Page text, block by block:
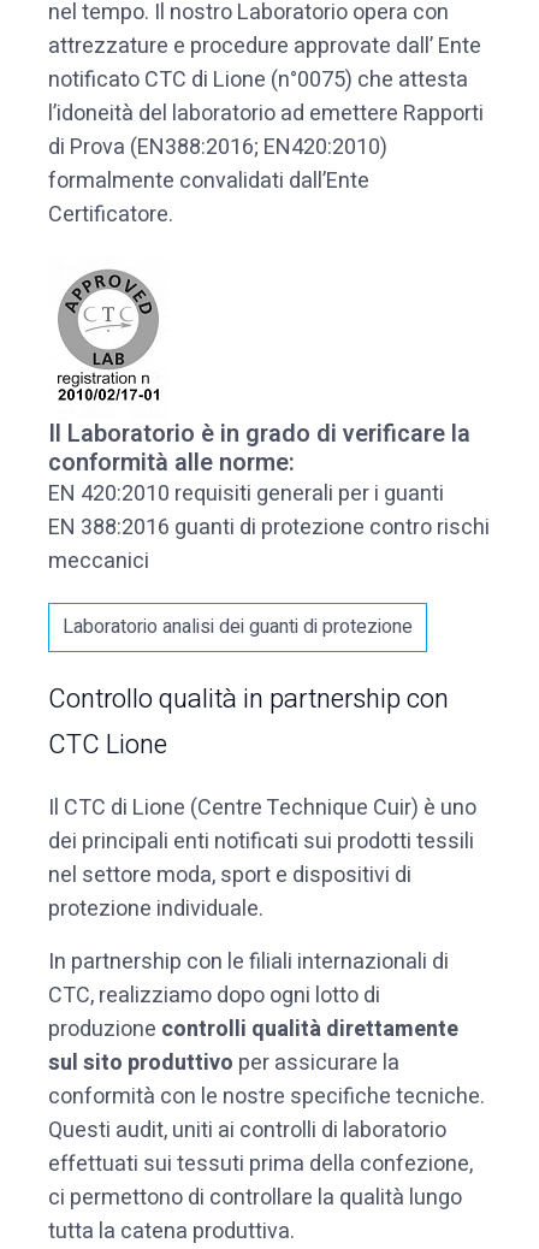
nel tempo. Il nostro Laboratorio opera con
attrezzature e procedure approvate dall’ Ente
notificato CTC di Lione (n°0075) che attesta
l’idoneità del laboratorio ad emettere Rapporti
di Prova (EN388:2016; EN420:2010)
formalmente convalidati dall’Ente
Certificatore.
Il Laboratorio è in grado di verificare la
conformità alle norme:
EN 420:2010 requisiti generali per i guanti
EN 388:2016 guanti di protezione contro rischi
meccanici
Laboratorio analisi dei guanti di protezione
Controllo qualità in partnership con
CTC Lione
Il CTC di Lione (Centre Technique Cuir) è uno
dei principali enti notificati sui prodotti tessili
nel settore moda, sport e dispositivi di
protezione individuale.
In partnership con le filiali internazionali di
CTC, realizziamo dopo ogni lotto di
produzione controlli qualità direttamente
sul sito produttivo per assicurare la
conformità con le nostre specifiche tecniche.
Questi audit, uniti ai controlli di laboratorio
effettuati sui tessuti prima della confezione,
ci permettono di controllare la qualità lungo
tutta la catena produttiva.